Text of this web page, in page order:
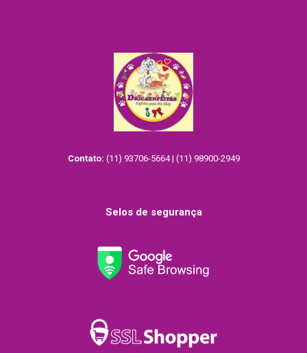
Contato: (11) 93706-5664 | (11) 98900-2949
Selos de segurança